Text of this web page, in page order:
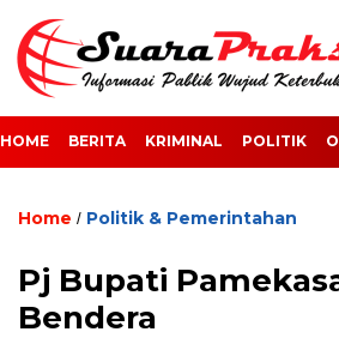
HOME BERITA KRIMINAL POLITIK
Home / Politik & Pemerintahan
Pj Bupati
Bendera